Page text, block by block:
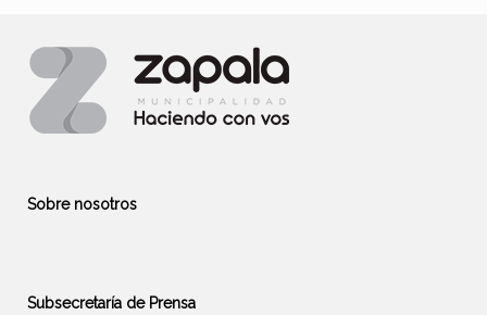
Sobre nosotros
Subsecretaría de Prensa